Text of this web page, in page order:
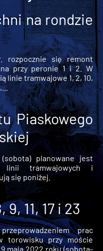
na rondzie
rozpocznie się remont
przy peronie 1 i 2. W
linie tramwajowe 1, 2, 10,
Piaskowego
planowane jest
linii tramwajowych i
się poniżej.
11, 17 i 23
prac
torowisku przy moście
maja 2022 roku (sobota-